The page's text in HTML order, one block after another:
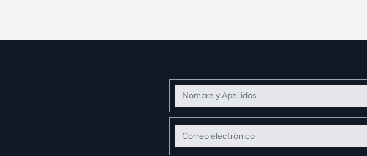
Nombre y Apellidos
Correo electrónico